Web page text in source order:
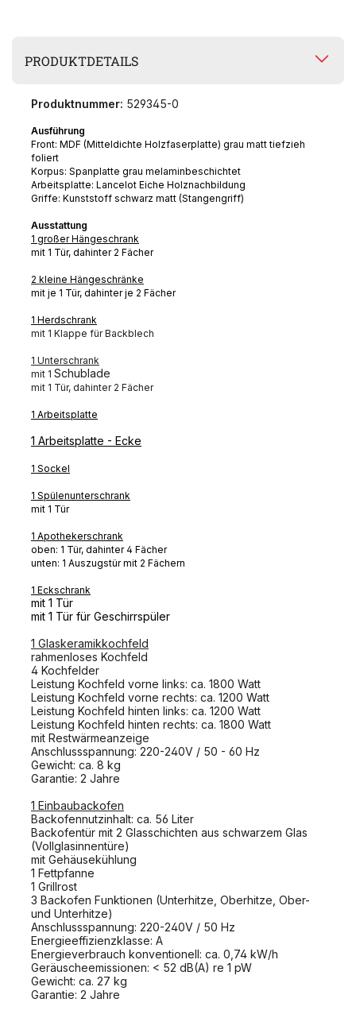
PRODUKTDETAILS
Produktnummer: 529345-0
Ausführung
Front: MDF (Mitteldichte Holzfaserplatte) grau matt tiefzieh
foliert
Korpus: Spanplatte grau melaminbeschichtet
Arbeitsplatte: Lancelot Eiche Holznachbildung
Griffe: Kunststoff schwarz matt (Stangengriff)
Ausstattung
1 großer Hängeschrank
mit 1 Tür, dahinter 2 Fächer
2 kleine Hängeschränke
mit je 1 Tür, dahinter je 2 Fächer
1 Herdschrank
mit 1 Klappe für Backblech
1 Unterschrank
mit 1 Schublade
mit 1 Tür, dahinter 2 Fächer
1 Arbeitsplatte
1 Arbeitsplatte - Ecke
1 Sockel
1 Spülenunterschrank
mit 1 Tür
1 Apothekerschrank
oben: 1 Tür, dahinter 4 Fächer
unten: 1 Auszugstür mit 2 Fächern
1 Eckschrank
mit 1 Tür
mit 1 Tür für Geschirrspüler
1 Glaskeramikkochfeld
rahmenloses Kochfeld
4 Kochfelder
Leistung Kochfeld vorne links: ca. 1800 Watt
Leistung Kochfeld vorne rechts: ca. 1200 Watt
Leistung Kochfeld hinten links: ca. 1200 Watt
Leistung Kochfeld hinten rechts: ca. 1800 Watt
mit Restwärmeanzeige
Anschlussspannung: 220-240V / 50 - 60 Hz
Gewicht: ca. 8 kg
Garantie: 2 Jahre
1 Einbaubackofen
Backofennutzinhalt: ca. 56 Liter
Backofentür mit 2 Glasschichten aus schwarzem Glas
(Vollglasinnentüre)
mit Gehäusekühlung
1 Fettpfanne
1 Grillrost
3 Backofen Funktionen (Unterhitze, Oberhitze, Ober-
und Unterhitze)
Anschlussspannung: 220-240V / 50 Hz
Energieeffizienzklasse: A
Energieverbrauch konventionell: ca. 0,74 kW/h
Geräuscheemissionen: < 52 dB(A) re 1 pW
Gewicht: ca. 27 kg
Garantie: 2 Jahre